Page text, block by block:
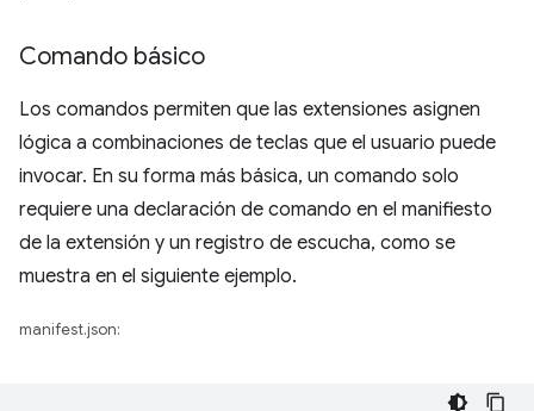
Comando básico
Los comandos permiten que las extensiones asignen
lógica a combinaciones de teclas que el usuario puede
invocar. En su forma más básica, un comando solo
requiere una declaración de comando en el manifiesto
de la extensión y un registro de escucha, como se
muestra en el siguiente ejemplo.
manifest.json: